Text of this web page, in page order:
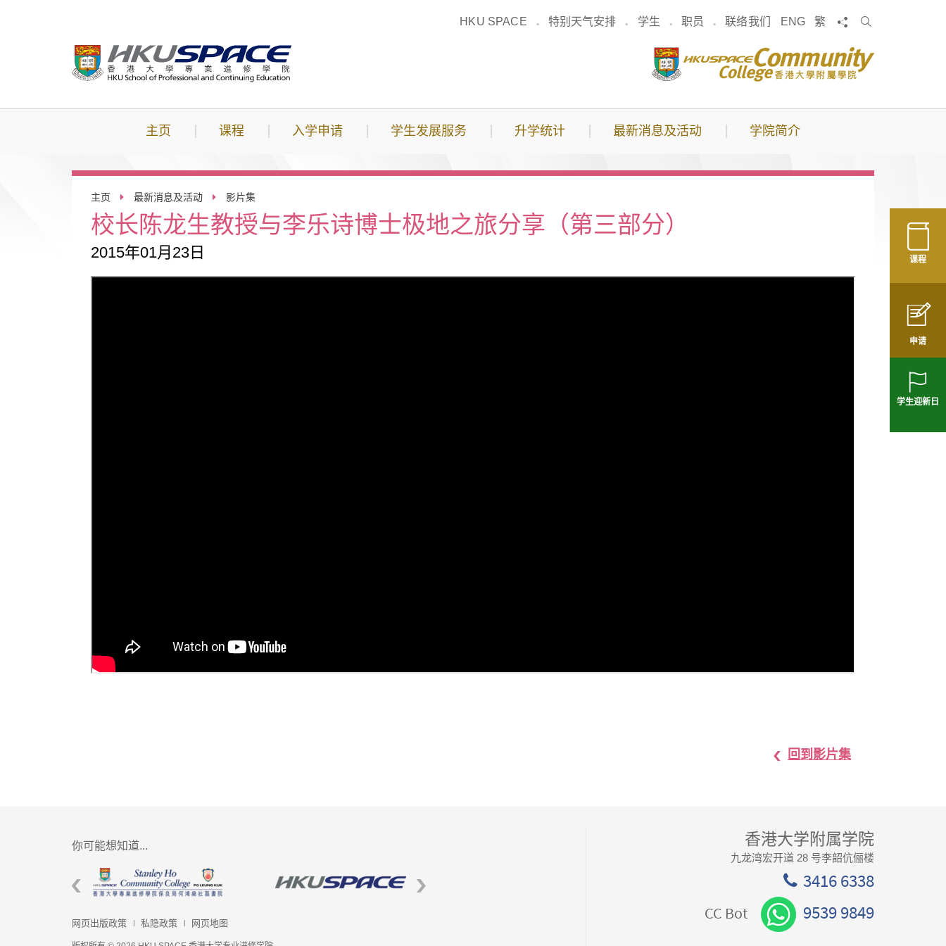
HKU SPACE 特别天气安排 学生 职员 联络我们 ENG 繁 分享
搜
主页 课程 入学申请 学生发展服务 升学统计 最新消息及活动 学院简介
课程
申请
学生迎新日
主页 最新消息及活动 影片集
校长陈龙生教授与李乐诗博士极地之旅分享（第三部分）
2015年01月23日
回到影片集
你可能想知道...
网页出版政策 私隐政策 网页地图
香港大学附属学院
九龙湾宏开道 28 号李韶伉俪楼
3416 6338
CC Bot 9539 9849